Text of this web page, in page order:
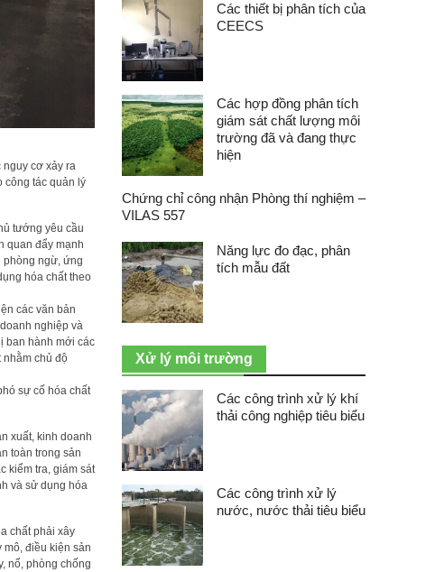
nguy cơ xảy ra
công tác quản lý
tướng yêu cầu
quan đẩy mạnh
phòng ngừ, ứng
hóa chất theo
các văn bản
nghiệp và
ban hành mới các
nhằm chủ độ
sự cố hóa chất
xuất, kinh doanh
toàn trong sản
kiểm tra, giám sát
và sử dụng hóa
chất phải xây
điều kiện sản
nổ, phòng chống
Các thiết bị phân tích của
CEECS
Các hợp đồng phân tích
giám sát chất lượng môi
trường đã và đang thực
hiện
Chứng chỉ công nhận Phòng thí nghiệm –
VILAS 557
Năng lực đo đạc, phân
tích mẫu đất
Xử lý môi trường
Các công trình xử lý khí
thải công nghiệp tiêu biểu
Các công trình xử lý
nước, nước thải tiêu biểu